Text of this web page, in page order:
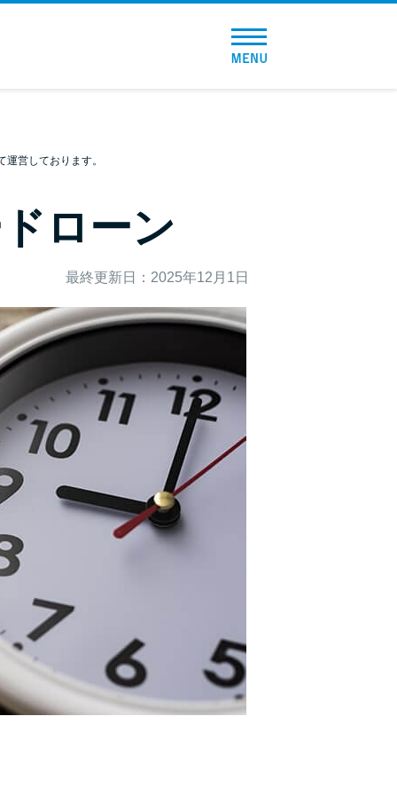
総合人気ランキング
とにかくすぐ借りたい方向け
バレずに借りたい方向け
利なコンテンツ
カードローン診断
カードローンQ&A
集ページ
リボ払いをそのまま払いきると損！
カードローンの見直しで40万円得した話
最速！最短40分で借りられるカードローン
特集ページ一覧
類や特徴で探す
営しております。
ローン
最終更新日：2025年12月1日